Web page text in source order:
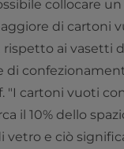
collocare
di cartoni
ai vasetti
di
"I cartoni vuoti
il 10% dello
vetro e ciò